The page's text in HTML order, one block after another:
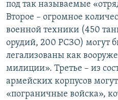
под так называемые
Второе – огромное
военной техники (450
орудий, 200 РСЗО) могут
легализованы как
милиции». Третье – из
армейских корпусов
«пограничные войска»,